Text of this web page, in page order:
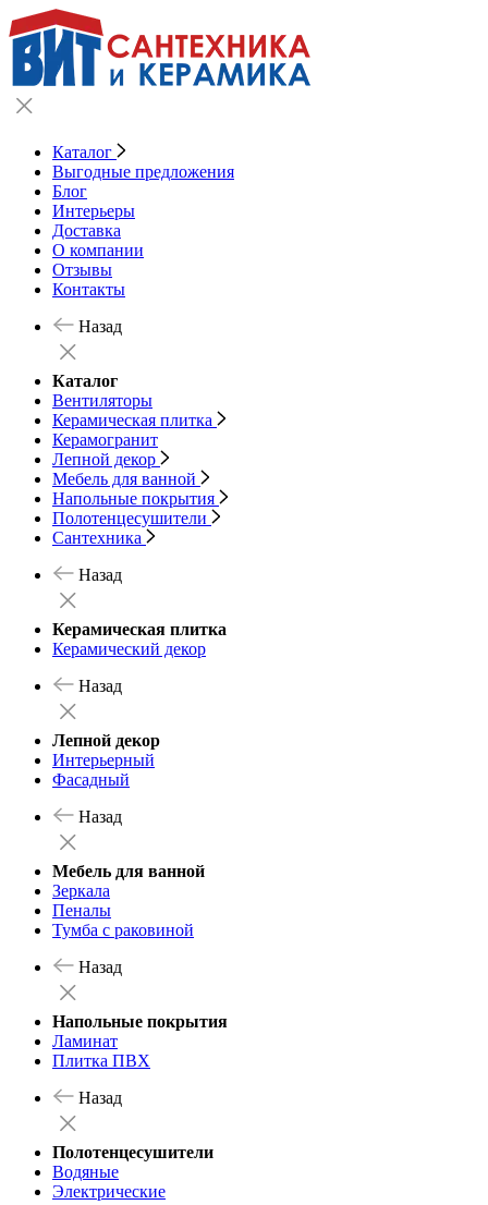
Каталог
Выгодные предложения
Блог
Интерьеры
Доставка
О компании
Отзывы
Контакты
Назад
Каталог
Вентиляторы
Керамическая плитка
Керамогранит
Лепной декор
Мебель для ванной
Напольные покрытия
Полотенцесушители
Сантехника
Назад
Керамическая плитка
Керамический декор
Назад
Лепной декор
Интерьерный
Фасадный
Назад
Мебель для ванной
Зеркала
Пеналы
Тумба с раковиной
Назад
Напольные покрытия
Ламинат
Плитка ПВХ
Назад
Полотенцесушители
Водяные
Электрические